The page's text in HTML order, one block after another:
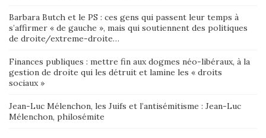
Barbara Butch et le PS : ces gens qui passent leur temps à
s’affirmer « de gauche », mais qui soutiennent des politiques
de droite/extreme-droite…
Finances publiques : mettre fin aux dogmes néo-libéraux, à la
gestion de droite qui les détruit et lamine les « droits
sociaux »
Jean-Luc Mélenchon, les Juifs et l’antisémitisme : Jean-Luc
Mélenchon, philosémite